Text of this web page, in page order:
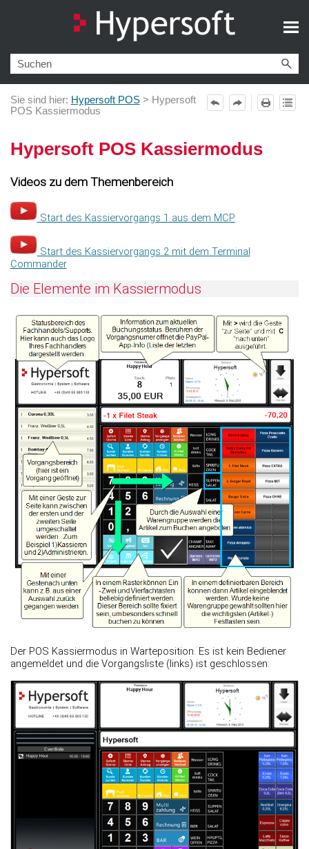
Zu Hauptinhalt springen
Sie sind hier: Hypersoft POS> Hypersoft
POS Kassiermodus
Hypersoft POS Kassiermodus
Videos zu dem Themenbereich
Start des Kassiervorgangs 1 aus dem MCP
Start des Kassiervorgangs 2 mit dem Terminal
Commander
Die Elemente im Kassiermodus
Der POS Kassiermodus in Warteposition. Es ist kein Bediener
angemeldet und die Vorgangsliste (links) ist geschlossen: